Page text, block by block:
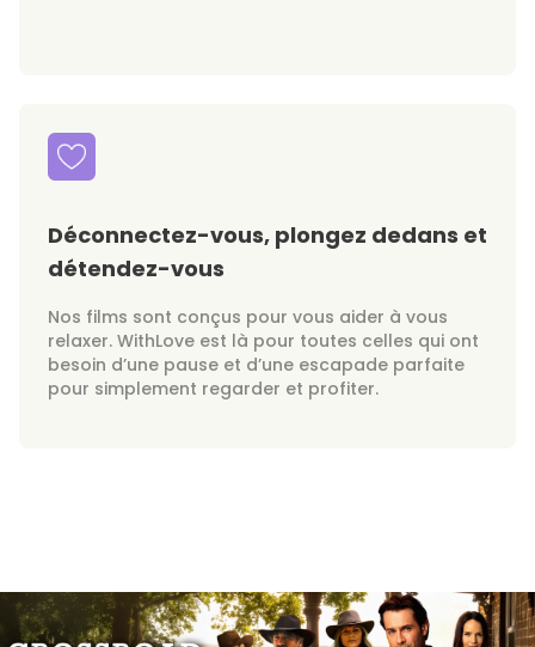
Déconnectez-vous, plongez dedans et
détendez-vous
Nos films sont conçus pour vous aider à vous
relaxer. WithLove est là pour toutes celles qui ont
besoin d’une pause et d’une escapade parfaite
pour simplement regarder et profiter.